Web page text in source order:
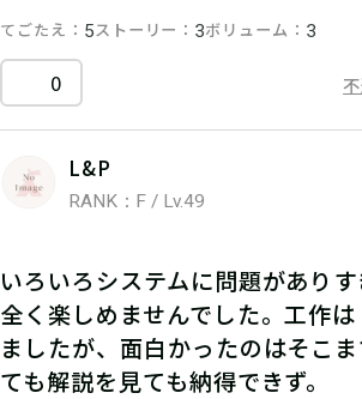
てごたえ 5ストーリー 3ボリューム 3
0
L&P
RANK：F / Lv.49
いろいろシステムに問題があり
全く楽しめませんでした。工作
ましたが、面白かったのはそこ
ても解説を見ても納得できず。